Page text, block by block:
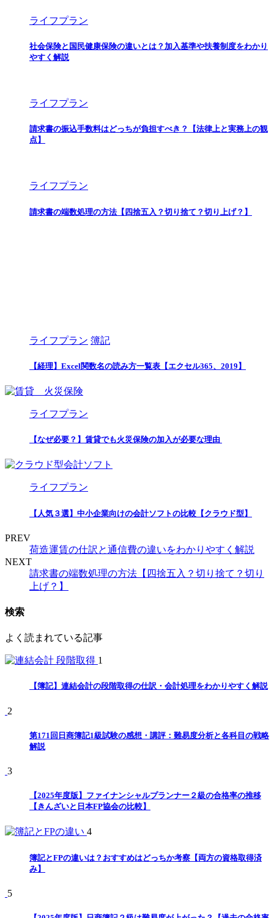
ライフプラン
社会保険と国民健康保険の違いとは？加入基準や扶養制度をわかり
やすく解説
ライフプラン
請求書の振込手数料はどっちが負担すべき？【法律上と実務上の観
点】
ライフプラン
請求書の端数処理の方法【四捨五入？切り捨て？切り上げ？】
ライフプラン 簿記
【経理】Excel関数名の読み方一覧表【エクセル365、2019】
ライフプラン
【なぜ必要？】賃貸でも火災保険の加入が必要な理由
ライフプラン
【人気３選】中小企業向けの会計ソフトの比較【クラウド型】
PREV
荷造運賃の仕訳と通信費の違いをわかりやすく解説
NEXT
請求書の端数処理の方法【四捨五入？切り捨て？切り
上げ？】
検索
よく読まれている記事
1
【簿記】連結会計の段階取得の仕訳・会計処理をわかりやすく解説
2
第171回日商簿記1級試験の感想・講評：難易度分析と各科目の戦略
解説
3
【2025年度版】ファイナンシャルプランナー２級の合格率の推移
【きんざいと日本FP協会の比較】
4
簿記とFPの違いは？おすすめはどっちか考察【両方の資格取得済
み】
5